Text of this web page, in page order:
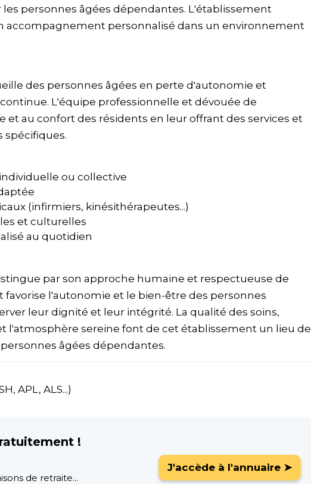
personnes âgées dépendantes. L'établissement
accompagnement personnalisé dans un environnement
des personnes âgées en perte d'autonomie et
L'équipe professionnelle et dévouée de
et au confort des résidents en leur offrant des services et
spécifiques.
ou collective
(infirmiers, kinésithérapeutes...)
et culturelles
au quotidien
par son approche humaine et respectueuse de
l'autonomie et le bien-être des personnes
leur dignité et leur intégrité. La qualité des soins,
l'atmosphère sereine font de cet établissement un lieu de
âgées dépendantes.
APL, ALS...)
!
de retraite...
J'accède à l'annuaire ➤